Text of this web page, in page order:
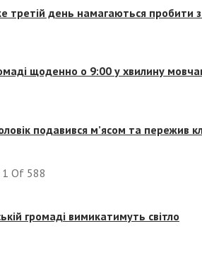
третій день намагаються пробити
щоденно о 9:00 у хвилину
подавився м’ясом та пережив
1 Of 588
громаді вимикатимуть світло